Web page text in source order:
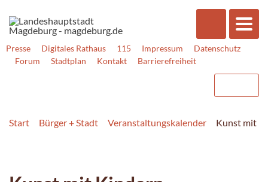
Presse Digitales Rathaus 115 Impressum
Datenschutz
Forum
Stadtplan Kontakt Barrierefreiheit
Start Bürger + Stadt Veranstaltungskalender Kunst mit